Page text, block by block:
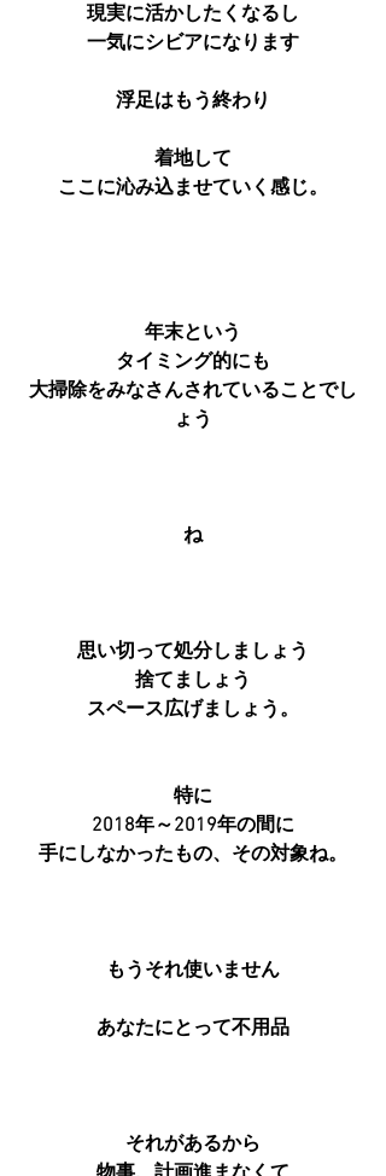
現実に活かしたくなるし
一気にシビアになります
浮足はもう終わり
着地して
ここに沁み込ませていく感じ。
年末という
タイミング的にも
大掃除をみなさんされていることでし
ょう
ね
思い切って処分しましょう
捨てましょう
スペース広げましょう。
特に
2018年～2019年の間に
手にしなかったもの、その対象ね。
もうそれ使いません
あなたにとって不用品
それがあるから